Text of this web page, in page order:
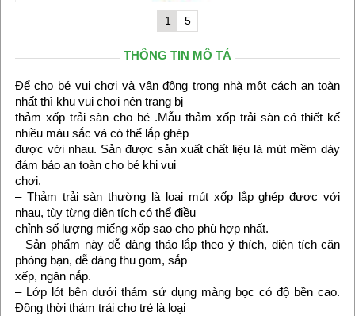
1 5
THÔNG TIN MÔ TẢ
Để cho bé vui chơi và vận động trong nhà một cách an toàn
nhất thì khu vui chơi nên trang bị
thảm xốp trải sàn cho bé .Mẫu thảm xốp trải sàn có thiết kế
nhiều màu sắc và có thể lắp ghép
được với nhau. Sản được sản xuất chất liệu là mút mềm dày
đảm bảo an toàn cho bé khi vui
chơi.
– Thảm trải sàn thường là loại mút xốp lắp ghép được với
nhau, tùy từng diện tích có thể điều
chỉnh số lượng miếng xốp sao cho phù hợp nhất.
– Sản phẩm này dễ dàng tháo lắp theo ý thích, diện tích căn
phòng bạn, dễ dàng thu gom, sắp
xếp, ngăn nắp.
– Lớp lót bên dưới thảm sử dụng màng bọc có độ bền cao.
Đồng thời thảm trải cho trẻ là loại